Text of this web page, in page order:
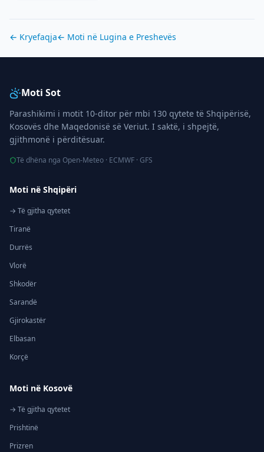
← Kryefaqja← Moti në Lugina e Preshevës
Moti Sot
Parashikimi i motit 10-ditor për mbi 130 qytete të Shqipërisë,
Kosovës dhe Maqedonisë së Veriut. I saktë, i shpejtë,
gjithmonë i përditësuar.
Të dhëna nga Open-Meteo · ECMWF · GFS
Moti në Shqipëri
→ Të gjitha qytetet
Tiranë
Durrës
Vlorë
Shkodër
Sarandë
Gjirokastër
Elbasan
Korçë
Moti në Kosovë
→ Të gjitha qytetet
Prishtinë
Prizren